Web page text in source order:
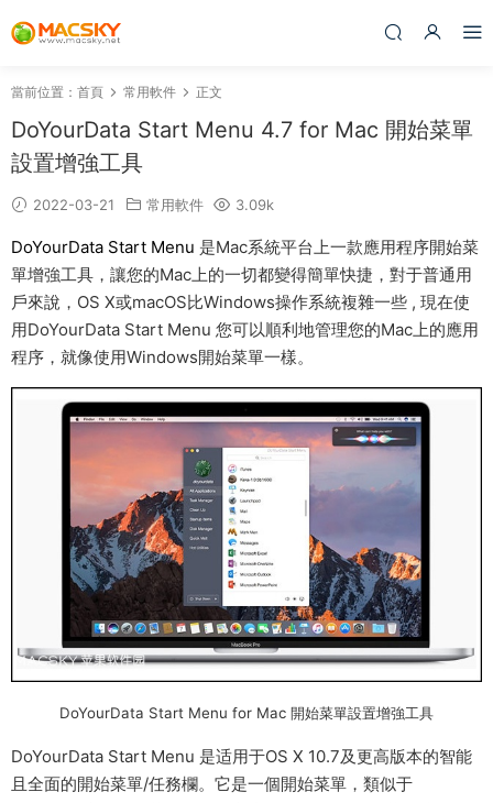
當前位置： 首頁 常用軟件 正文
DoYourData Start Menu 4.7 for Mac 開始菜單
設置增強工具
2022-03-21 常用軟件 3.09k
DoYourData Start Menu 是Mac系統平台上一款應用程序開始菜
單增強工具，讓您的Mac上的一切都變得簡單快捷，對于普通用
戶來說，OS X或macOS比Windows操作系統複雜一些 , 現在使
用DoYourData Start Menu 您可以順利地管理您的Mac上的應用
程序，就像使用Windows開始菜單一樣。
DoYourData Start Menu for Mac 開始菜單設置增強工具
DoYourData Start Menu 是适用于OS X 10.7及更高版本的智能
且全面的開始菜單/任務欄。它是一個開始菜單，類似于